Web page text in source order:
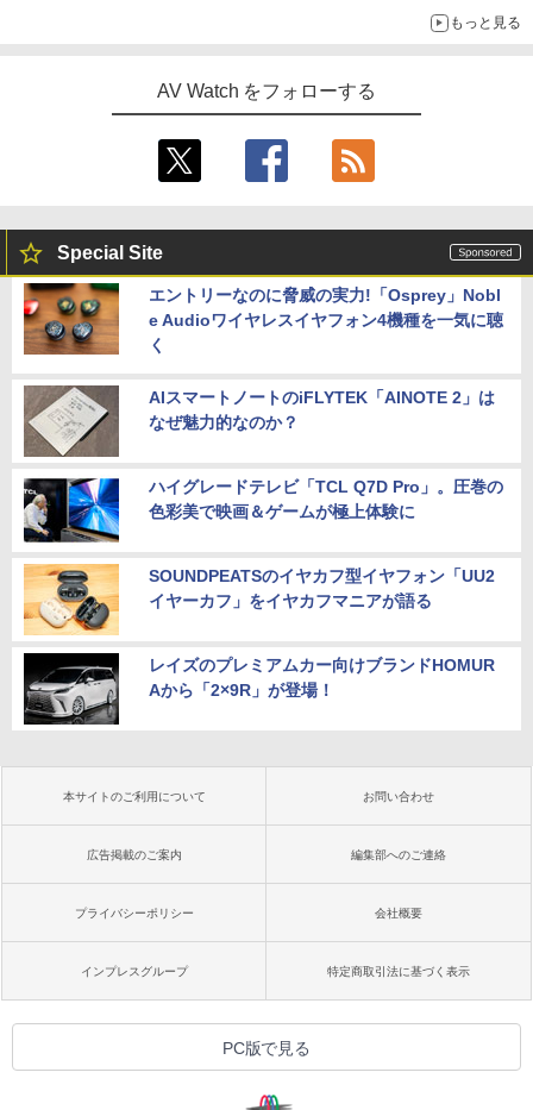
もっと見る
AV Watch をフォローする
Special Site
エントリーなのに脅威の実力!「Osprey」Nobl
e Audioワイヤレスイヤフォン4機種を一気に聴
く
AIスマートノートのiFLYTEK「AINOTE 2」は
なぜ魅力的なのか？
ハイグレードテレビ「TCL Q7D Pro」。圧巻の
色彩美で映画＆ゲームが極上体験に
SOUNDPEATSのイヤカフ型イヤフォン「UU2
イヤーカフ」をイヤカフマニアが語る
レイズのプレミアムカー向けブランドHOMUR
Aから「2×9R」が登場！
本サイトのご利用について お問い合わせ
広告掲載のご案内 編集部へのご連絡
プライバシーポリシー 会社概要
インプレスグループ 特定商取引法に基づく表示
PC版で見る